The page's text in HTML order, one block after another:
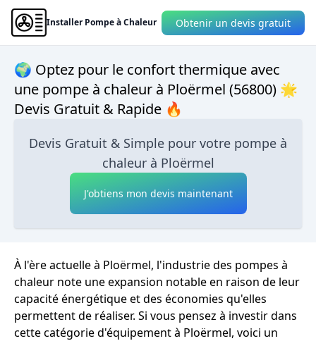
Installer Pompe à Chaleur Obtenir un devis gratuit
🌍 Optez pour le confort thermique avec
une pompe à chaleur à Ploërmel (56800) 🌟
Devis Gratuit & Rapide 🔥
Devis Gratuit & Simple pour votre pompe à
chaleur à Ploërmel
J'obtiens mon devis maintenant
À l'ère actuelle à Ploërmel, l'industrie des pompes à
chaleur note une expansion notable en raison de leur
capacité énergétique et des économies qu'elles
permettent de réaliser. Si vous pensez à investir dans
cette catégorie d'équipement à Ploërmel, voici un